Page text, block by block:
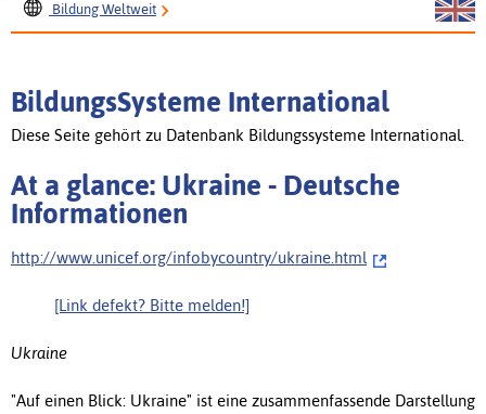
Bildung Weltweit
BildungsSysteme International
Diese Seite gehört zu Datenbank Bildungssysteme International.
At a glance: Ukraine - Deutsche
Informationen
http://www.unicef.org/infobycountry/ukraine.html
[Link defekt? Bitte melden!]
Ukraine
"Auf einen Blick: Ukraine" ist eine zusammenfassende Darstellung